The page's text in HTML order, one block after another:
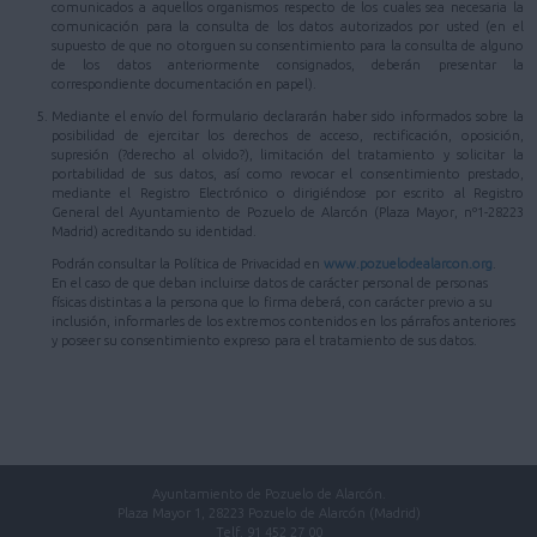
comunicados a aquellos organismos respecto de los cuales sea necesaria la
comunicación para la consulta de los datos autorizados por usted (en el
supuesto de que no otorguen su consentimiento para la consulta de alguno
de los datos anteriormente consignados, deberán presentar la
correspondiente documentación en papel).
Mediante el envío del formulario declararán haber sido informados sobre la
posibilidad de ejercitar los derechos de acceso, rectificación, oposición,
supresión (?derecho al olvido?), limitación del tratamiento y solicitar la
portabilidad de sus datos, así como revocar el consentimiento prestado,
mediante el Registro Electrónico o dirigiéndose por escrito al Registro
General del Ayuntamiento de Pozuelo de Alarcón (Plaza Mayor, nº1-28223
Madrid) acreditando su identidad.
Podrán consultar la Política de Privacidad en www.pozuelodealarcon.org
En el caso de que deban incluirse datos de carácter personal de personas
físicas distintas a la persona que lo firma deberá, con carácter previo a su
inclusión, informarles de los extremos contenidos en los párrafos anteriores
y poseer su consentimiento expreso para el tratamiento de sus datos.
Ayuntamiento de Pozuelo de Alarcón.
Plaza Mayor 1, 28223 Pozuelo de Alarcón (Madrid)
Telf. 91 452 27 00